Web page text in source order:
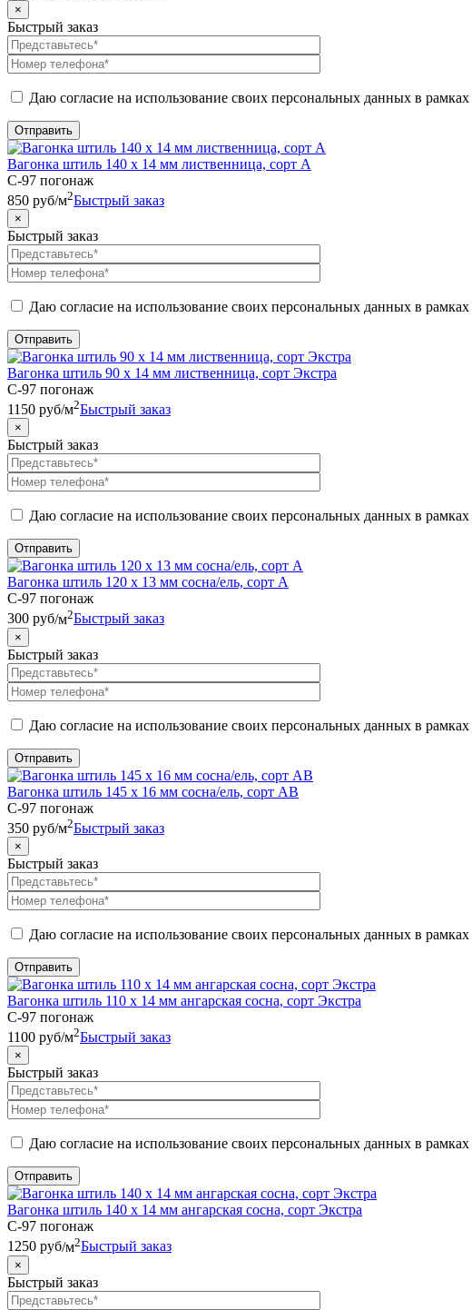
×
Быстрый заказ
Даю согласие на использование своих персональных данных в рамках
Вагонка штиль 140 х 14 мм лиственница, сорт А
C-97 погонаж
850 руб/м2Быстрый заказ
×
Быстрый заказ
Даю согласие на использование своих персональных данных в рамках
Вагонка штиль 90 х 14 мм лиственница, сорт Экстра
C-97 погонаж
1150 руб/м2Быстрый заказ
×
Быстрый заказ
Даю согласие на использование своих персональных данных в рамках
Вагонка штиль 120 х 13 мм сосна/ель, сорт А
C-97 погонаж
300 руб/м2Быстрый заказ
×
Быстрый заказ
Даю согласие на использование своих персональных данных в рамках
Вагонка штиль 145 х 16 мм сосна/ель, сорт АВ
C-97 погонаж
350 руб/м2Быстрый заказ
×
Быстрый заказ
Даю согласие на использование своих персональных данных в рамках
Вагонка штиль 110 х 14 мм ангарская сосна, сорт Экстра
C-97 погонаж
1100 руб/м2Быстрый заказ
×
Быстрый заказ
Даю согласие на использование своих персональных данных в рамках
Вагонка штиль 140 х 14 мм ангарская сосна, сорт Экстра
C-97 погонаж
1250 руб/м2Быстрый заказ
×
Быстрый заказ